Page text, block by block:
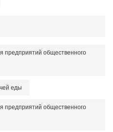
предприятий общественного
еды
предприятий общественного